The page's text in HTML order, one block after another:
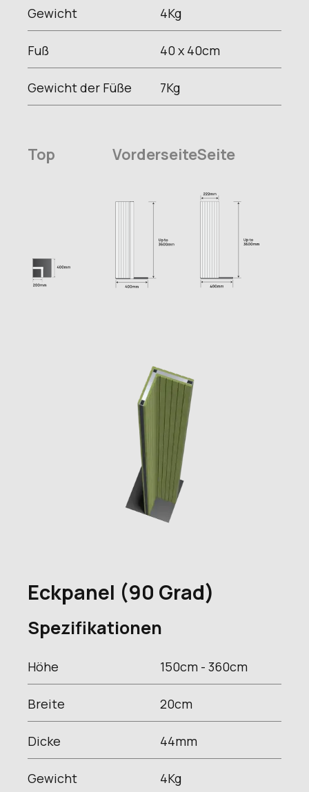
Gewicht 4Kg
Fuß 40 x 40cm
Gewicht der Füße 7Kg
Top VorderseiteSeite
Eckpanel (90 Grad)
Spezifikationen
Höhe 150cm - 360cm
Breite 20cm
Dicke 44mm
Gewicht 4Kg